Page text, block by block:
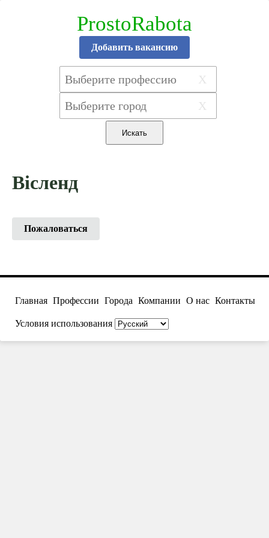
ProstoRabota
Добавить вакансию
X
X
Вісленд
Пожаловаться
Главная Профессии Города Компании О нас Контакты
Условия использования